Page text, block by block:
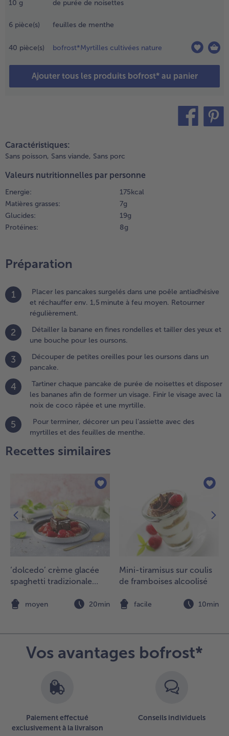
- 5 € à l’achat de 7 menus au choix
10 g de purée de noisettes
6 pièce(s) feuilles de menthe
40 pièce(s) bofrost*Myrtilles cultivées nature
Ajouter tous les produits bofrost* au panier
moyen.
fines
les
petites
les
purée
peu
des
Caractéristiques:
Sans poisson, Sans viande, Sans porc
Valeurs nutritionnelles par personne
Energie:
175 kcal
Matières grasses:
7 g
Glucides:
19 g
Protéines:
8 g
Préparation
1
Placer les pancakes surgelés dans une poêle antiadhésive
et réchauffer env. 1,5 minute à feu moyen. Retourner
régulièrement.
2
Détailler la banane en fines rondelles et tailler des yeux et
une bouche pour les oursons.
3
Découper de petites oreilles pour les oursons dans un
pancake.
4
Tartiner chaque pancake de purée de noisettes et disposer
les bananes afin de former un visage. Finir le visage avec la
noix de coco râpée et une myrtille.
5
Pour terminer, décorer un peu l’assiette avec des
myrtilles et des feuilles de menthe.
Recettes similaires
‘dolcedo’ crème glacée
spaghetti tradizionale
et fraises marinées
moyen 20min
Mini-tiramisus sur coulis
de framboises alcoolisé
facile 10min
Vos avantages bofrost*
Paiement effectué
exclusivement à la livraison
Conseils individuels